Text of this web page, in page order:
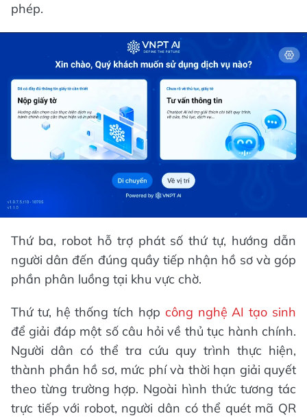
phép.
Thứ ba, robot hỗ trợ phát số thứ tự, hướng dẫn
người dân đến đúng quầy tiếp nhận hồ sơ và góp
phần phân luồng tại khu vực chờ.
Thứ tư, hệ thống tích hợp công nghệ AI tạo sinh
để giải đáp một số câu hỏi về thủ tục hành chính.
Người dân có thể tra cứu quy trình thực hiện,
thành phần hồ sơ, mức phí và thời hạn giải quyết
theo từng trường hợp. Ngoài hình thức tương tác
trực tiếp với robot, người dân có thể quét mã QR